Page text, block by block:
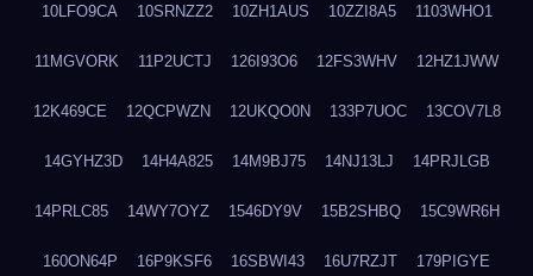
10LFO9CA 10SRNZZ2 10ZH1AUS 10ZZI8A5 1103WHO1
11MGVORK 11P2UCTJ 126I93O6 12FS3WHV 12HZ1JWW
12K469CE 12QCPWZN 12UKQO0N 133P7UOC 13COV7L8
14GYHZ3D 14H4A825 14M9BJ75 14NJ13LJ 14PRJLGB
14PRLC85 14WY7OYZ 1546DY9V 15B2SHBQ 15C9WR6H
160ON64P 16P9KSF6 16SBWI43 16U7RZJT 179PIGYE